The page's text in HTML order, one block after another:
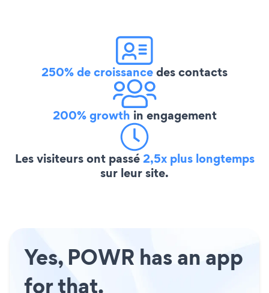
250% de croissancedes contacts
200% growth in engagement
Les visiteurs ont passé2,5x plus longtemps
sur leur site.
Yes, POWR has an app
for that.